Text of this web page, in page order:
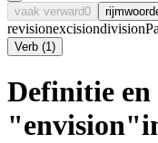
vaak verward0
revisionexcisiondivision
Verb (1)
Definitie en